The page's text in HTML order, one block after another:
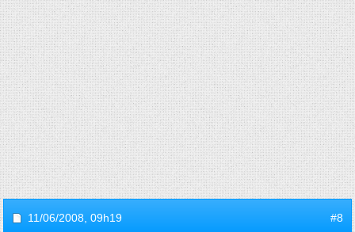
11/06/2008, 09h19 #8